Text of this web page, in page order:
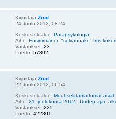
KirjoittajaZrud
24 Joulu 2012, 08:24
Keskustelualue:Parapsykologia
Aihe:Ensimmäinen "selvännäkö" tms
Vastaukset:23
Luettu:57802
KirjoittajaZrud
22 Joulu 2012, 06:54
Keskustelualue:Muut selittämättömät asiat
Aihe:21. joulukuuta 2012 - Uuden ajan
Vastaukset:225
Luettu:422801